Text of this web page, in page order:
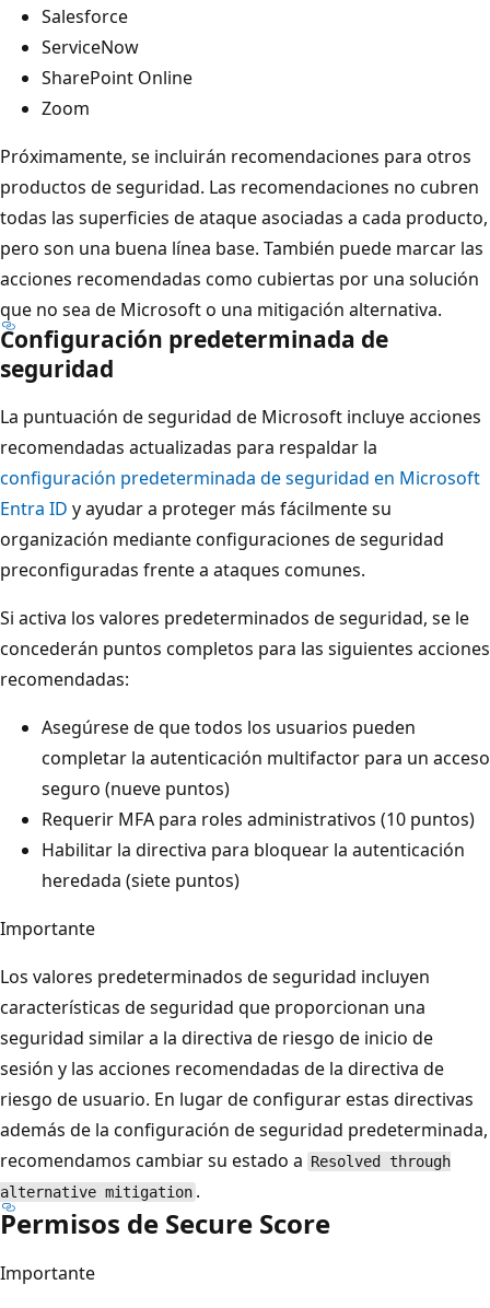
Salesforce
ServiceNow
SharePoint Online
Zoom
Próximamente, se incluirán recomendaciones para otros
productos de seguridad. Las recomendaciones no cubren
todas las superficies de ataque asociadas a cada producto,
pero son una buena línea base. También puede marcar las
acciones recomendadas como cubiertas por una solución
que no sea de Microsoft o una mitigación alternativa.
Configuración predeterminada de
seguridad
La puntuación de seguridad de Microsoft incluye acciones
recomendadas actualizadas para respaldar la
configuración predeterminada de seguridad en Microsoft
Entra ID y ayudar a proteger más fácilmente su
organización mediante configuraciones de seguridad
preconfiguradas frente a ataques comunes.
Si activa los valores predeterminados de seguridad, se le
concederán puntos completos para las siguientes acciones
recomendadas:
Asegúrese de que todos los usuarios pueden
completar la autenticación multifactor para un acceso
seguro (nueve puntos)
Requerir MFA para roles administrativos (10 puntos)
Habilitar la directiva para bloquear la autenticación
heredada (siete puntos)
Importante
Los valores predeterminados de seguridad incluyen
características de seguridad que proporcionan una
seguridad similar a la directiva de riesgo de inicio de
sesión y las acciones recomendadas de la directiva de
riesgo de usuario. En lugar de configurar estas directivas
además de la configuración de seguridad predeterminada,
recomendamos cambiar su estado a Resolved through
alternative mitigation .
Permisos de Secure Score
Importante